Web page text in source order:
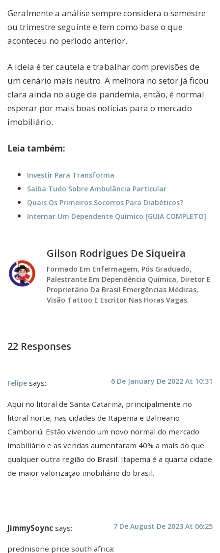
Geralmente a análise sempre considera o semestre
ou trimestre seguinte e tem como base o que
aconteceu no período anterior.
A ideia é ter cautela e trabalhar com previsões de
um cenário mais neutro. A melhora no setor já ficou
clara ainda no auge da pandemia, então, é normal
esperar por mais boas notícias para o mercado
imobiliário.
Leia também:
Investir Para Transforma
Saiba Tudo Sobre Ambulância Particular
Quais Os Primeiros Socorros Para Diabéticos?
Internar Um Dependente Químico [GUIA COMPLETO]
Gilson Rodrigues De Siqueira
Formado Em Enfermagem, Pós Graduado,
Palestrante Em Dependência Química, Diretor E
Proprietário Da Brasil Emergências Médicas,
Visão Tattoo E Escritor Nas Horas Vagas.
22 Responses
Felipe says: 6 De January De 2022 At 10:31
Aqui no litoral de Santa Catarina, principalmente no
litoral norte, nas cidades de Itapema e Balneario
Camboriú. Estão vivendo um novo normal do mercado
imobiliário e as vendas aumentaram 40% a mais do que
qualquer outra região do Brasil. Itapema é a quarta cidade
de maior valorização imobiliário do brasil.
JimmySoync says: 7 De August De 2023 At 06:25
prednisone price south africa: